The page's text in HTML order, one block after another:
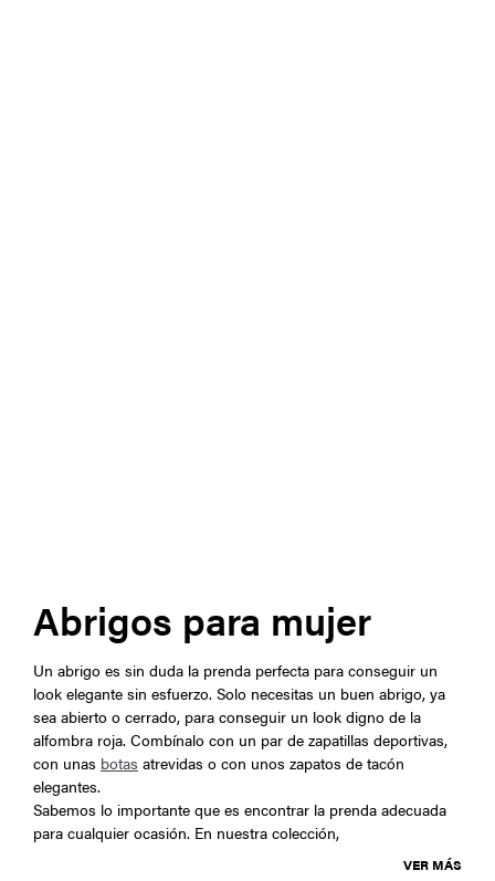
Abrigos para mujer
Un abrigo es sin duda la prenda perfecta para conseguir un
look elegante sin esfuerzo. Solo necesitas un buen abrigo, ya
sea abierto o cerrado, para conseguir un look digno de la
alfombra roja. Combínalo con un par de zapatillas deportivas,
con unas botas atrevidas o con unos zapatos de tacón
elegantes.
Sabemos lo importante que es encontrar la prenda adecuada
para cualquier ocasión. En nuestra colección,
VER MÁS